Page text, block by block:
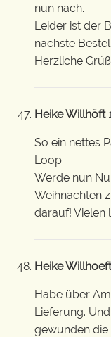
nun nach.
Leider ist der
nächste
Herzliche
Heike Willhöft
So ein nettes
Loop.
Werde nun
Weihnachten
darauf! Vielen
Heike Willhoeft
Habe über
Lieferung.
gewunden die